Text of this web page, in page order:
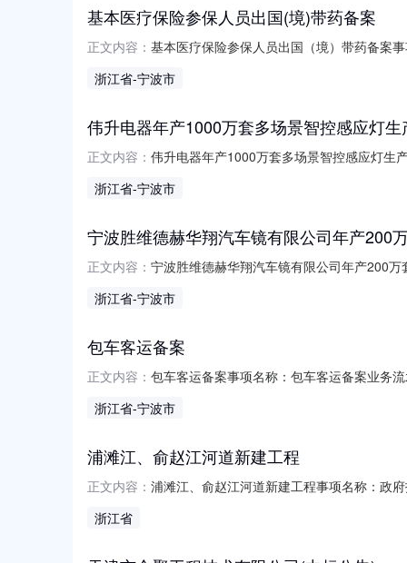
基本医疗保险参保人员出国(境)带药备案
正文内容： 基本医疗保险参保人员出国（境）带药备案
浙江省-宁波市
伟升电器年产1000万套多场景智控感应灯
正文内容： 伟升电器年产1000万套多场景智控感应灯生
浙江省-宁波市
宁波胜维德赫华翔汽车镜有限公司年产200
正文内容： 宁波胜维德赫华翔汽车镜有限公司年产200
态：办结|准予许可
浙江省-宁波市
包车客运备案
正文内容： 包车客运备案事项名称：包车客运备案业务
浙江省-宁波市
浦滩江、俞赵江河道新建工程
正文内容： 浦滩江、俞赵江河道新建工程事项名称：政
浙江省